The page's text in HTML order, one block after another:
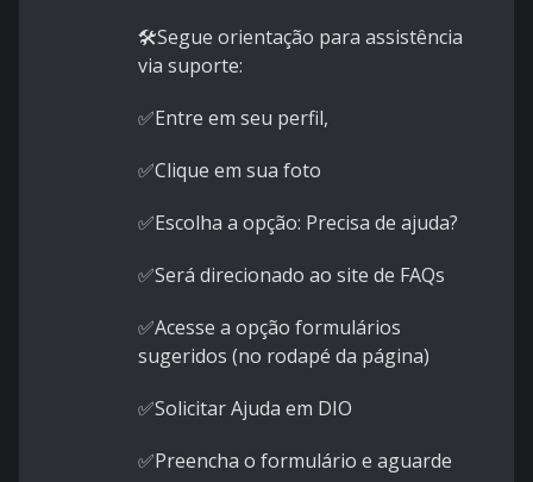
🛠️Segue orientação para assistência
via suporte:
✅Entre em seu perfil,
✅Clique em sua foto
✅Escolha a opção: Precisa de ajuda?
✅Será direcionado ao site de FAQs
✅Acesse a opção formulários
sugeridos (no rodapé da página)
✅Solicitar Ajuda em DIO
✅Preencha o formulário e aguarde